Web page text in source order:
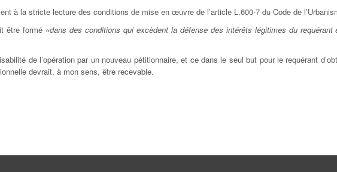
à la stricte lecture des conditions de mise en œuvre de l’article L.600-7 du Code de
être formé «dans des conditions qui excèdent la défense des intérêts légitimes du
de l’opération par un nouveau pétitionnaire, et ce dans le seul but pour le requérant
devrait, à mon sens, être recevable.